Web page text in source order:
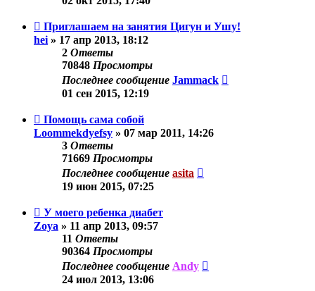
Приглашаем на занятия Цигун и Ушу!
hei » 17 апр 2013, 18:12
2 Ответы
70848 Просмотры
Последнее сообщение Jammack
01 сен 2015, 12:19
Помощь сама собой
Loommekdyefsy » 07 мар 2011, 14:26
3 Ответы
71669 Просмотры
Последнее сообщение asita
19 июн 2015, 07:25
У моего ребенка диабет
Zoya » 11 апр 2013, 09:57
11 Ответы
90364 Просмотры
Последнее сообщение Andy
24 июл 2013, 13:06